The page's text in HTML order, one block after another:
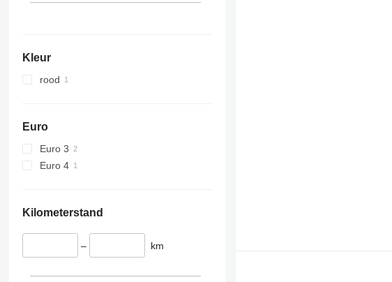
Kleur
rood
Euro
Euro 3
Euro 4
Kilometerstand
– km